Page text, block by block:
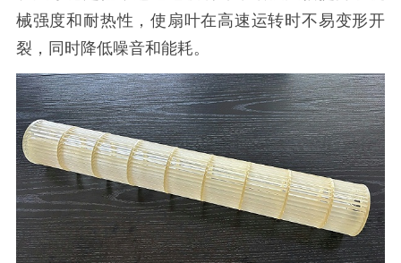
械强度和耐热性，使扇叶在高速运转时不易变形开
裂，同时降低噪音和能耗。